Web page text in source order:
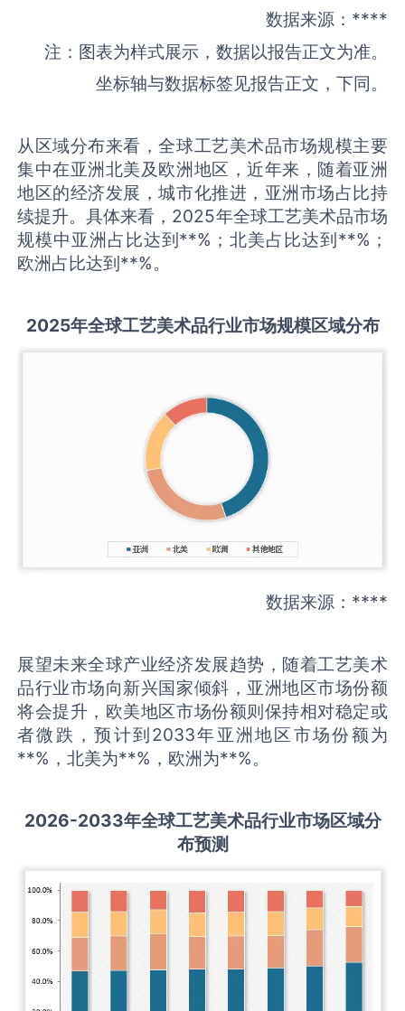
数据来源：****
注：图表为样式展示，数据以报告正文为准。
坐标轴与数据标签见报告正文，下同。
从区域分布来看，全球工艺美术品市场规模主要
集中在亚洲北美及欧洲地区，近年来，随着亚洲
地区的经济发展，城市化推进，亚洲市场占比持
续提升。具体来看，2025年全球工艺美术品市场
规模中亚洲占比达到**%；北美占比达到**%；
欧洲占比达到**%。
2025年全球工艺美术品行业市场规模区域分布
数据来源：****
展望未来全球产业经济发展趋势，随着工艺美术
品行业市场向新兴国家倾斜，亚洲地区市场份额
将会提升，欧美地区市场份额则保持相对稳定或
者微跌，预计到2033年亚洲地区市场份额为
**%，北美为**%，欧洲为**%。
2026-2033年全球工艺美术品行业市场区域分
布预测